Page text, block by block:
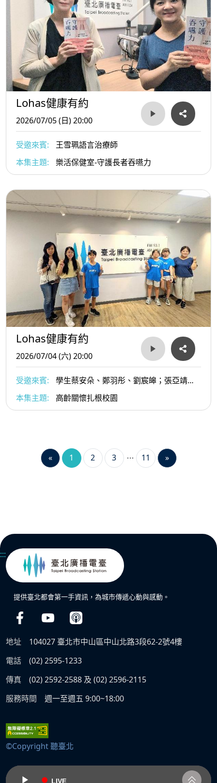
Lohas健康有約
2026/07/05 (日) 20:00
受邀來賓:
王雪珮語言治療師
本集主題:
樂活保健室-守護長者吞嚥力
Lohas健康有約
2026/07/04 (六) 20:00
受邀來賓:
學生蔡安朵、鄭羽彤、劉宸皞；張亞靖老
師；王雪珮語言治療師
本集主題: 高齡關懷扎根校園
« 1 2 3 11 »
:::
提供臺北都會第一手資訊，為城市傳遞心動與感動。
地址
104027 臺北市中山區中山北路3段62-2號4樓
電話
(02) 2595-1233
傳真
(02) 2592-2588 及 (02) 2596-2115
服務時間
週一至週五 9:00~18:00
©Copyright 聽臺北